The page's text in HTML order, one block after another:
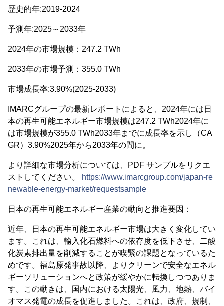
歴史的年:2019-2024
予測年:2025～2033年
2024年の市場規模：247.2 TWh
2033年の市場予測：355.0 TWh
市場成長率:3.90%(2025-2033)
IMARCグループの最新レポートによると、2024年には日
本の再生可能エネルギー市場規模は247.2 TWh2024年に
は市場規模が355.0 TWh2033年までに成長率を示し（CA
GR）3.90%2025年から2033年の間に。
より詳細な市場分析については、PDF サンプルをリクエ
ストしてください。
https://www.imarcgroup.com/japan-re
newable-energy-market/requestsample
日本の再生可能エネルギー産業の動向と推進要因：
近年、日本の再生可能エネルギー市場は大きく変化してい
ます。これは、輸入化石燃料への依存度を低下させ、二酸
化炭素排出量を削減することが喫緊の課題となっているた
めです。福島原発事故以降、よりクリーンで安全なエネル
ギーソリューションへと政策が緩やかに転換しつつありま
す。この動きは、国内における太陽光、風力、地熱、バイ
オマス発電の成長を促進しました。これは、政府、規制、